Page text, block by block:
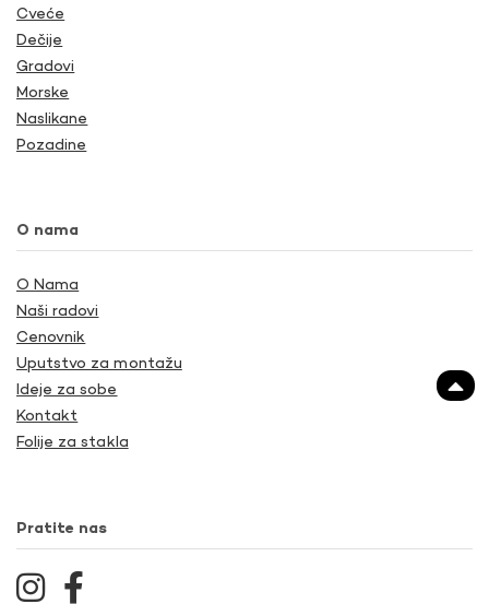
Cveće
Dečije
Gradovi
Morske
Naslikane
Pozadine
O nama
O Nama
Naši radovi
Cenovnik
Uputstvo za montažu
Ideje za sobe
Kontakt
Folije za stakla
Pratite nas